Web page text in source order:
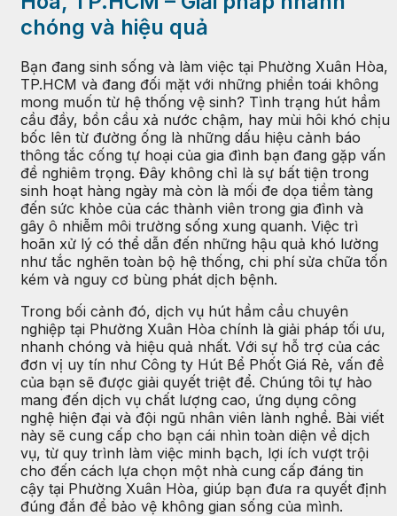
chóng và hiệu quả
Bạn đang sinh sống và làm việc tại Phường Xuân Hòa,
TP.HCM và đang đối mặt với những phiền toái không
mong muốn từ hệ thống vệ sinh? Tình trạng hút hầm
cầu đầy, bồn cầu xả nước chậm, hay mùi hôi khó chịu
bốc lên từ đường ống là những dấu hiệu cảnh báo
thông tắc cống tự hoại của gia đình bạn đang gặp vấn
đề nghiêm trọng. Đây không chỉ là sự bất tiện trong
sinh hoạt hàng ngày mà còn là mối đe dọa tiềm tàng
đến sức khỏe của các thành viên trong gia đình và
gây ô nhiễm môi trường sống xung quanh. Việc trì
hoãn xử lý có thể dẫn đến những hậu quả khó lường
như tắc nghẽn toàn bộ hệ thống, chi phí sửa chữa tốn
kém và nguy cơ bùng phát dịch bệnh.
Trong bối cảnh đó, dịch vụ hút hầm cầu chuyên
nghiệp tại Phường Xuân Hòa chính là giải pháp tối ưu,
nhanh chóng và hiệu quả nhất. Với sự hỗ trợ của các
đơn vị uy tín như Công ty Hút Bể Phốt Giá Rẻ, vấn đề
của bạn sẽ được giải quyết triệt để. Chúng tôi tự hào
mang đến dịch vụ chất lượng cao, ứng dụng công
nghệ hiện đại và đội ngũ nhân viên lành nghề. Bài viết
này sẽ cung cấp cho bạn cái nhìn toàn diện về dịch
vụ, từ quy trình làm việc minh bạch, lợi ích vượt trội
cho đến cách lựa chọn một nhà cung cấp đáng tin
cậy tại Phường Xuân Hòa, giúp bạn đưa ra quyết định
đúng đắn để bảo vệ không gian sống của mình.